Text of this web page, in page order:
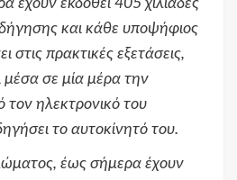
έχουν εκδοθεί 405 χιλιάδες
και κάθε υποψήφιος
στις πρακτικές εξετάσεις,
μέσα σε μία μέρα την
ηλεκτρονικό του
το αυτοκίνητό του.
έως σήμερα έχουν